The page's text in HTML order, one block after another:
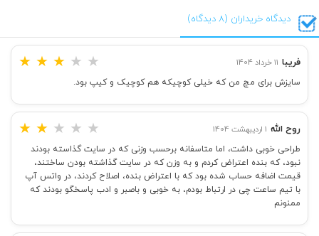
دیدگاه خریداران (8 دیدگاه)
فریبا 11 خرداد 1404 ★ ★ ★ ★ ★
سایزش برای مچ من که خیلی کوچیکه هم کوچیک و کیپ بود.
روح الله 1 اردیبهشت 1404 ★ ★ ★ ★ ★
طراحی خوبی داشت، اما متاسفانه برحسب وزنی که در سایت گذاسته بودند
نبود، که بنده اعتراض کردم و به وزن که در سایت گذاشته بودن ساختند،
قیمت اضافه حساب شده بود که با اعتراض بنده، اصلاح کردند، در واتس آپ
با تیم ساعت چی در ارتباط بودم، به خوبی و باصبر و ادب پاسخگو بودند که
ممنونم